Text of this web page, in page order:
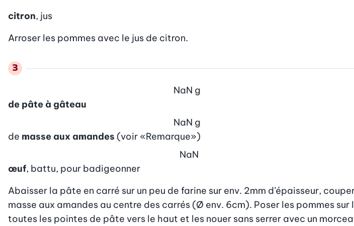
citron, jus
Arroser les pommes avec le jus de citron.
de pâte à gâteau
NaN g
de masse aux amandes (voir «Remarque»)
NaN g
œuf, battu, pour badigeonner
NaN
Abaisser la pâte en carré sur un peu de farine sur env. 2mm d’épaisseur,
masse aux amandes au centre des carrés (Ø env. 6cm). Poser les pommes
toutes les pointes de pâte vers le haut et les nouer sans serrer avec un